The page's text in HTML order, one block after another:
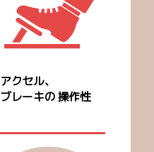
アクセル、
ブレーキの操作性